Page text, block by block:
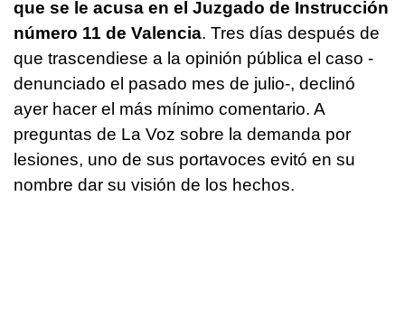
que se le acusa en el Juzgado de Instrucción
número 11 de Valencia. Tres días después de
que trascendiese a la opinión pública el caso -
denunciado el pasado mes de julio-, declinó
ayer hacer el más mínimo comentario. A
preguntas de La Voz sobre la demanda por
lesiones, uno de sus portavoces evitó en su
nombre dar su visión de los hechos.